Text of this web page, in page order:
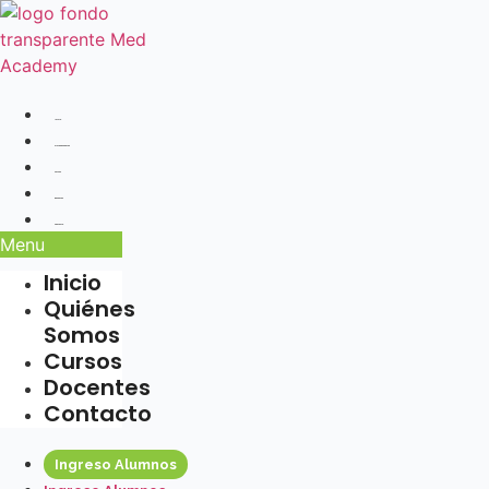
Ir
al
contenido
Menu
Inicio
Quiénes
Somos
Cursos
Docentes
Contacto
Ingreso Alumnos